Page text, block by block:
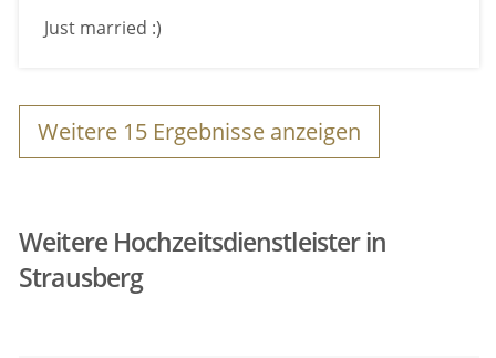
Just married :)
Weitere 15 Ergebnisse anzeigen
Weitere Hochzeitsdienstleister in
Strausberg